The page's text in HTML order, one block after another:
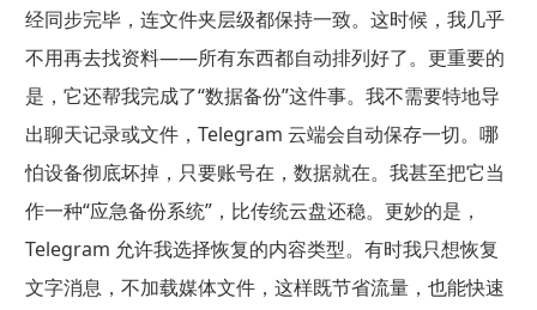
经同步完毕，连文件夹层级都保持一致。这时候，我几乎
不用再去找资料——所有东西都自动排列好了。更重要的
是，它还帮我完成了“数据备份”这件事。我不需要特地导
出聊天记录或文件，Telegram 云端会自动保存一切。哪
怕设备彻底坏掉，只要账号在，数据就在。我甚至把它当
作一种“应急备份系统”，比传统云盘还稳。更妙的是，
Telegram 允许我选择恢复的内容类型。有时我只想恢复
文字消息，不加载媒体文件，这样既节省流量，也能快速